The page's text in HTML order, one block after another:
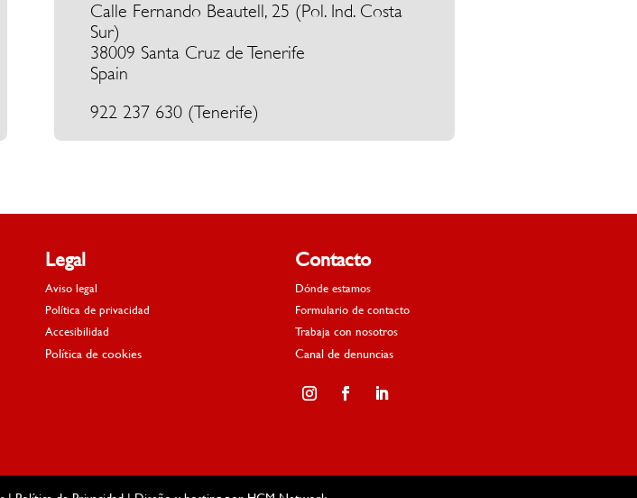
Calle Fernando Beautell, 25 (Pol. Ind. Costa
Sur)
38009 Santa Cruz de Tenerife
Spain
922 237 630 (Tenerife)
Legal
Aviso legal
Política de privacidad
Accesibilidad
Política de cookies
Contacto
Dónde estamos
Formulario de contacto
Trabaja con nosotros
Canal de denuncias